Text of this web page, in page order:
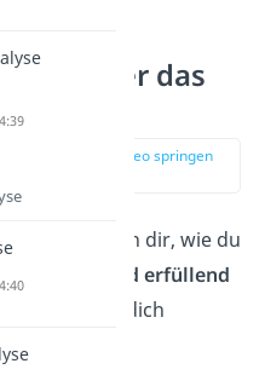
über das
zur Stelle im Video springen
zeigen dir, wie du
sinnvoll und erfüllend
kannst. Lass dich